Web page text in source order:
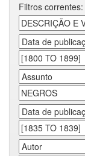
Filtros correntes: